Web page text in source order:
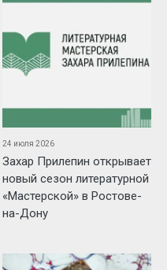
24 июля 2026
Захар Прилепин открывает
новый сезон литературной
«Мастерской» в Ростове-
на-Дону